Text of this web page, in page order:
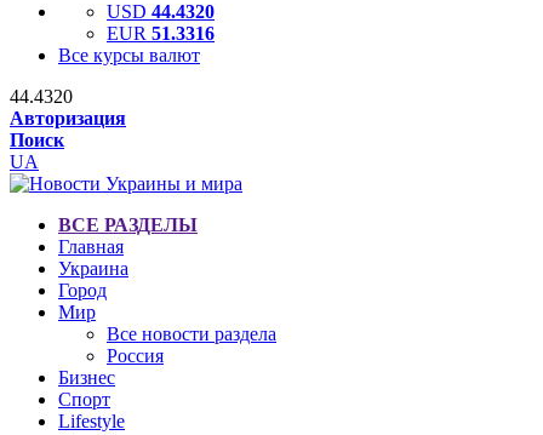
USD 44.4320
EUR 51.3316
Все курсы валют
44.4320
Авторизация
Поиск
UA
ВСЕ РАЗДЕЛЫ
Главная
Украина
Город
Мир
Все новости раздела
Россия
Бизнес
Спорт
Lifestyle